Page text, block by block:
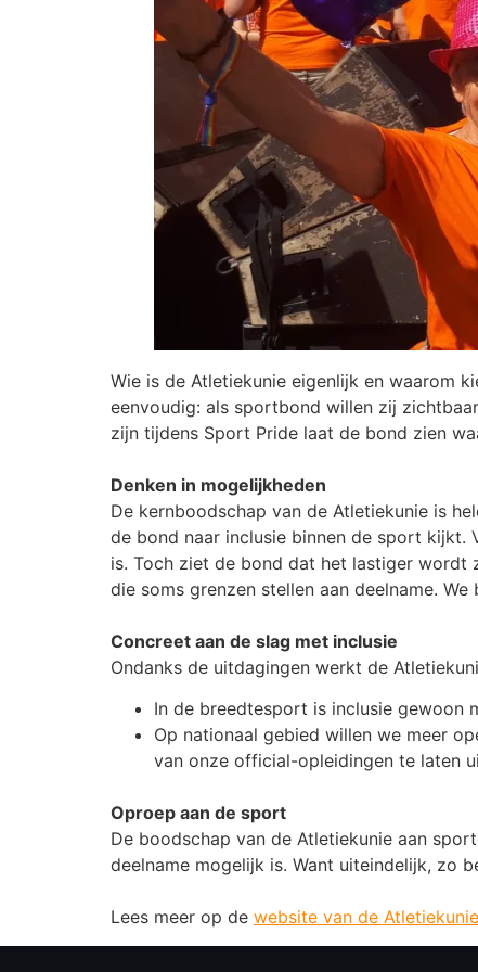
Wie is de Atletiekunie eigenlijk en waarom
eenvoudig: als sportbond willen zij
zijn tijdens Sport Pride laat de bond zien
Denken in mogelijkheden
De kernboodschap van de Atletiekunie is
de bond naar inclusie binnen de sport kijkt.
is. Toch ziet de bond dat het lastiger wordt
die soms grenzen stellen aan deelname.
Concreet aan de slag met inclusie
Ondanks de uitdagingen werkt de
In de breedtesport is inclusie gewoon
Op nationaal gebied willen we meer
van onze official-opleidingen te laten
Oproep aan de sport
De boodschap van de Atletiekunie aan
deelname mogelijk is. Want uiteindelijk, zo
Lees meer op de website van de Atletiekunie